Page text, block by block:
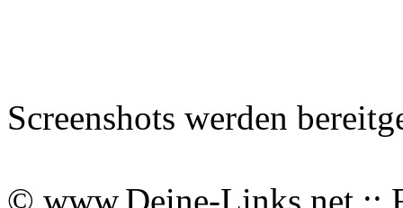
Screenshots werden
© www.Deine-Links.net ::